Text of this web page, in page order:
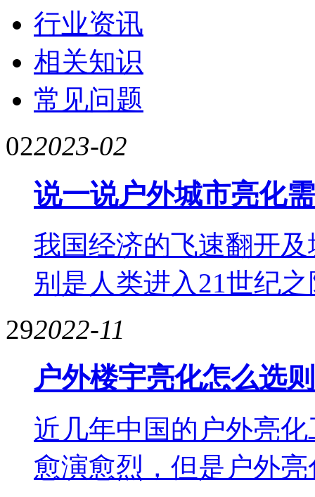
行业资讯
相关知识
常见问题
022023-02
说一说户外城市亮化
我国经济的飞速翻开
别是人类进入21世纪
292022-11
户外楼宇亮化怎么选
近几年中国的户外亮
愈演愈烈，但是户外